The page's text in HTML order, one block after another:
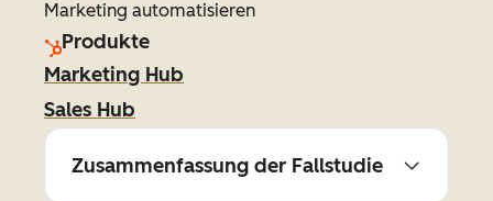
Marketing automatisieren
Produkte
Marketing Hub
Sales Hub
Zusammenfassung der Fallstudie